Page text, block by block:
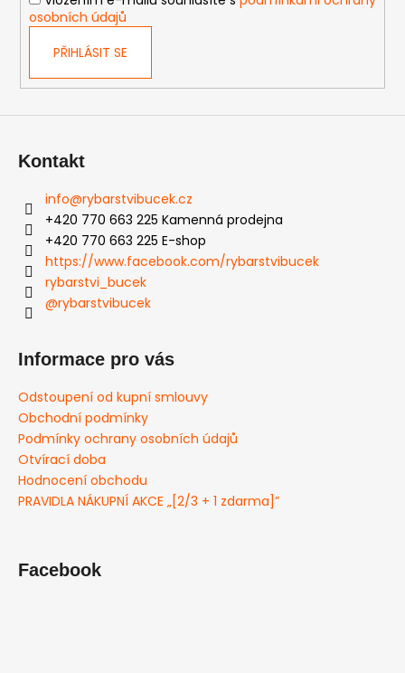
osobních údajů
PŘIHLÁSIT SE
Kontakt
info@rybarstvibucek.cz
+420 770 663 225 Kamenná prodejna
+420 770 663 225 E-shop
https://www.facebook.com/rybarstvibucek
rybarstvi_bucek
@rybarstvibucek
Informace pro vás
Odstoupení od kupní smlouvy
Obchodní podmínky
Podmínky ochrany osobních údajů
Otvírací doba
Hodnocení obchodu
PRAVIDLA NÁKUPNÍ AKCE „[2/3 + 1 zdarma]”
Facebook